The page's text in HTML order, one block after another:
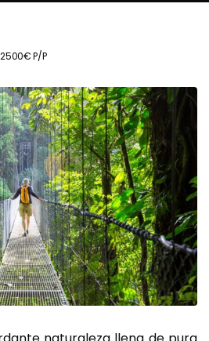
2500€ P/P